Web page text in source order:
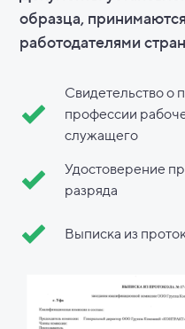
образца,
работодателями
Свидетельство о
профессии
служащего
Удостоверение
разряда
Выписка из